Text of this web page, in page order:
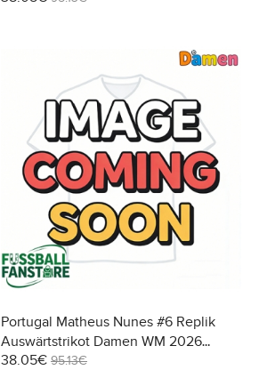
Portugal Matheus Nunes #6 Replik
Auswärtstrikot Damen WM 2026
Kurzarm
38.05€ 95.13€